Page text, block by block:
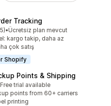
Tracking
üzerinden
değerlendirme
•Ücretsiz plan mevcut
kargo takip, daha az
çok satış
Shopify
Points & Shipping
üzerinden
değerlendirme
Free trial available
points from 60+ carriers
printing